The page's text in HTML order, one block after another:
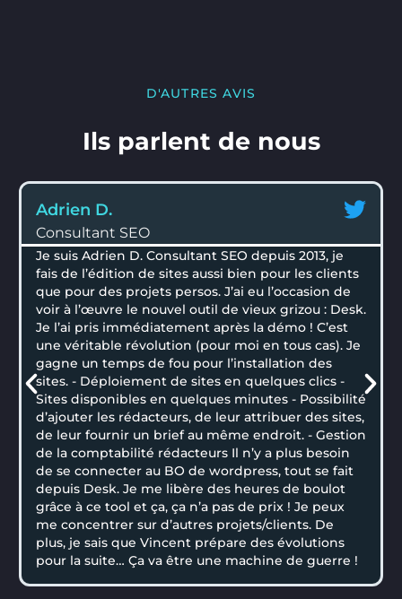
D'AUTRES AVIS
Ils parlent de nous
Adrien D.
Consultant SEO
Je suis Adrien D. Consultant SEO depuis 2013, je
fais de l’édition de sites aussi bien pour les clients
que pour des projets persos. J’ai eu l’occasion de
voir à l’œuvre le nouvel outil de vieux grizou : Desk.
Je l’ai pris immédiatement après la démo ! C’est
une véritable révolution (pour moi en tous cas). Je
gagne un temps de fou pour l’installation des
sites. - Déploiement de sites en quelques clics -
Sites disponibles en quelques minutes - Possibilité
d’ajouter les rédacteurs, de leur attribuer des sites,
de leur fournir un brief au même endroit. - Gestion
de la comptabilité rédacteurs Il n’y a plus besoin
de se connecter au BO de wordpress, tout se fait
depuis Desk. Je me libère des heures de boulot
grâce à ce tool et ça, ça n’a pas de prix ! Je peux
me concentrer sur d’autres projets/clients. De
plus, je sais que Vincent prépare des évolutions
pour la suite… Ça va être une machine de guerre !